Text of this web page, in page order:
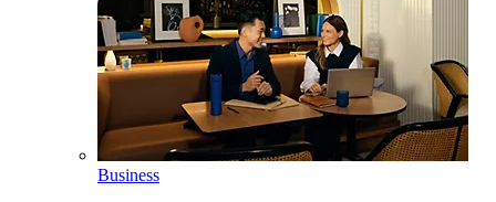
Business